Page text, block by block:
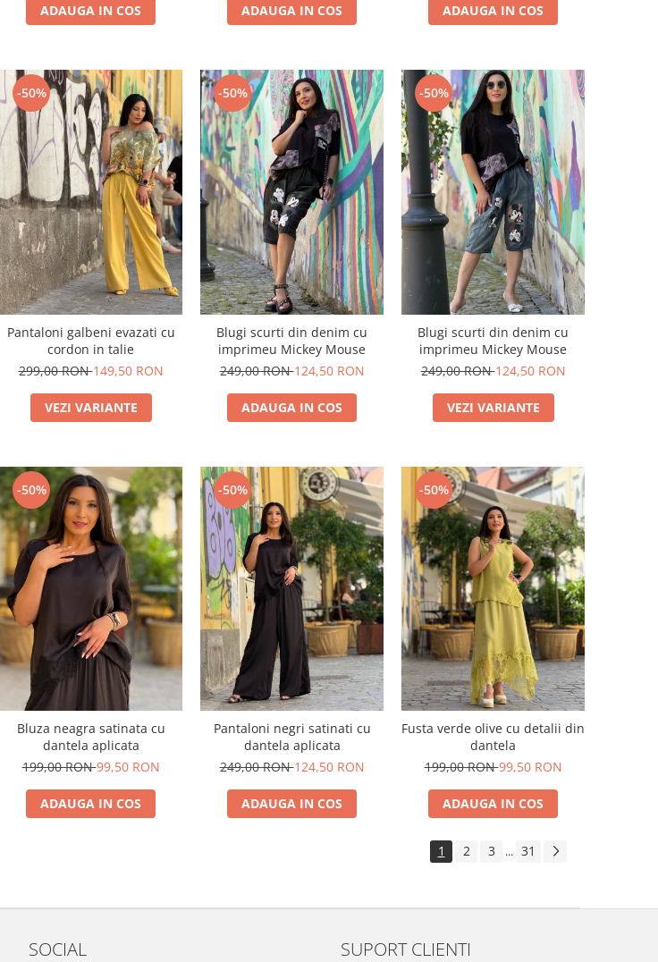
ADAUGA IN COS ADAUGA IN COS ADAUGA IN COS
-50%
Pantaloni galbeni evazati cu
cordon in talie
299,00 RON149,50 RON
VEZI VARIANTE
-50%
Blugi scurti din denim cu
imprimeu Mickey Mouse
249,00 RON124,50 RON
ADAUGA IN COS
-50%
Blugi scurti din denim cu
imprimeu Mickey Mouse
249,00 RON124,50 RON
VEZI VARIANTE
-50%
Bluza neagra satinata cu
dantela aplicata
199,00 RON99,50 RON
ADAUGA IN COS
-50%
Pantaloni negri satinati cu
dantela aplicata
249,00 RON124,50 RON
ADAUGA IN COS
-50%
Fusta verde olive cu detalii din
dantela
199,00 RON99,50 RON
ADAUGA IN COS
1 2 3 ... 31
SOCIAL SUPORT CLIENTI